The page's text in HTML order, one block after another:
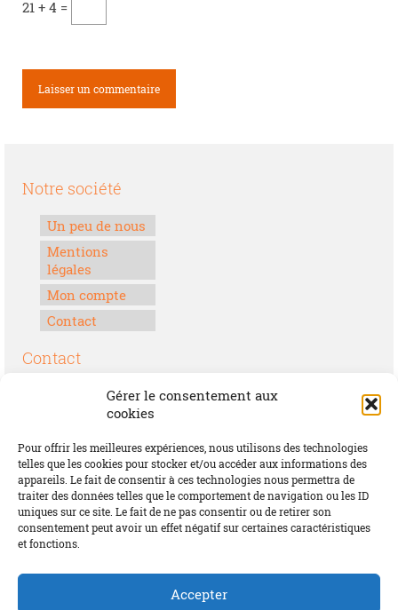
Gérer le consentement aux
cookies
Pour offrir les meilleures expériences, nous utilisons des technologies
telles que les cookies pour stocker et/ou accéder aux informations des
appareils. Le fait de consentir à ces technologies nous permettra de
traiter des données telles que le comportement de navigation ou les ID
uniques sur ce site. Le fait de ne pas consentir ou de retirer son
consentement peut avoir un effet négatif sur certaines caractéristiques
et fonctions.
Accepter
21 + 4 =
Notre société
Un peu de nous
Mentions
légales
Mon compte
Contact
Contact
Boulevard Félix Houphouët-Boigny
contact@offrirdubonheur.com
Blog